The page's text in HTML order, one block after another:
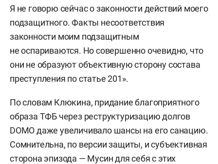
Я не говорю сейчас о законности действий моего
подзащитного. Факты несоответствия
законности моим подзащитным
не оспариваются. Но совершенно очевидно, что
они не образуют объективную сторону состава
преступления по статье 201».
По словам Клюкина, придание благоприятного
образа ТФБ через реструктуризацию долгов
DOMO даже увеличивало шансы на его санацию.
Сомнительна, по версии защиты, и субъективная
сторона эпизода — Мусин для себя с этих